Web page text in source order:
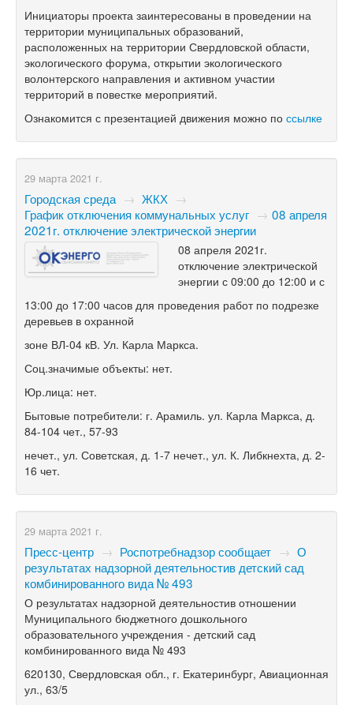
Инициаторы проекта заинтересованы в проведении на
территории муниципальных образований,
расположенных на территории Свердловской области,
экологического форума, открытии экологического
волонтерского направления и активном участии
территорий в повестке мероприятий.
Ознакомится с презентацией движения можно по ссылке
29 марта 2021 г.
Городская среда → ЖКХ →
График отключения коммунальных услуг → ​08 апреля
2021г. отключение электрической энергии
08 апреля 2021г.
отключение электрической
энергии с 09:00 до 12:00 и с
13:00 до 17:00 часов для проведения работ по подрезке
деревьев в охранной
зоне ВЛ-04 кВ. Ул. Карла Маркса.
Соц.значимые объекты: нет.
Юр.лица: нет.
Бытовые потребители: г. Арамиль. ул. Карла Маркса, д.
84-104 чет., 57-93
нечет., ул. Советская, д. 1-7 нечет., ул. К. Либкнехта, д. 2-
16 чет.
29 марта 2021 г.
Пресс-центр → Роспотребнадзор сообщает → О
результатах надзорной деятельностив детский сад
комбинированного вида № 493
О результатах надзорной деятельностив отношении
Муниципального бюджетного дошкольного
образовательного учреждения - детский сад
комбинированного вида № 493
620130, Свердловская обл., г. Екатеринбург, Авиационная
ул., 63/5